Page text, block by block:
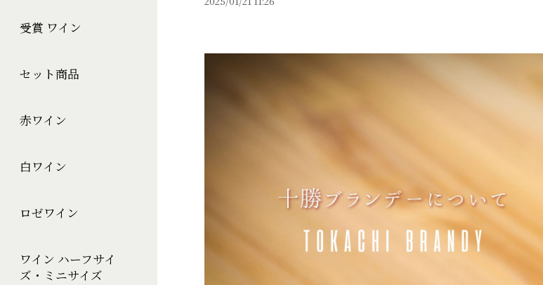
受賞 ワイン
セット商品
赤ワイン
白ワイン
ロゼワイン
ワイン ハーフサイ
ズ・ミニサイズ